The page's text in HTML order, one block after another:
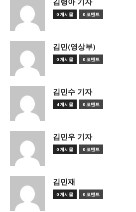
0 게시물 0 코멘트
김민(영상부)
0 게시물 0 코멘트
김민수 기자
4 게시물 0 코멘트
김민우 기자
0 게시물 0 코멘트
김민재
0 게시물 0 코멘트